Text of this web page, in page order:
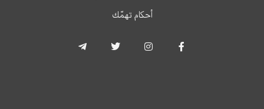
أحكام تهمّك
c
s
i
l